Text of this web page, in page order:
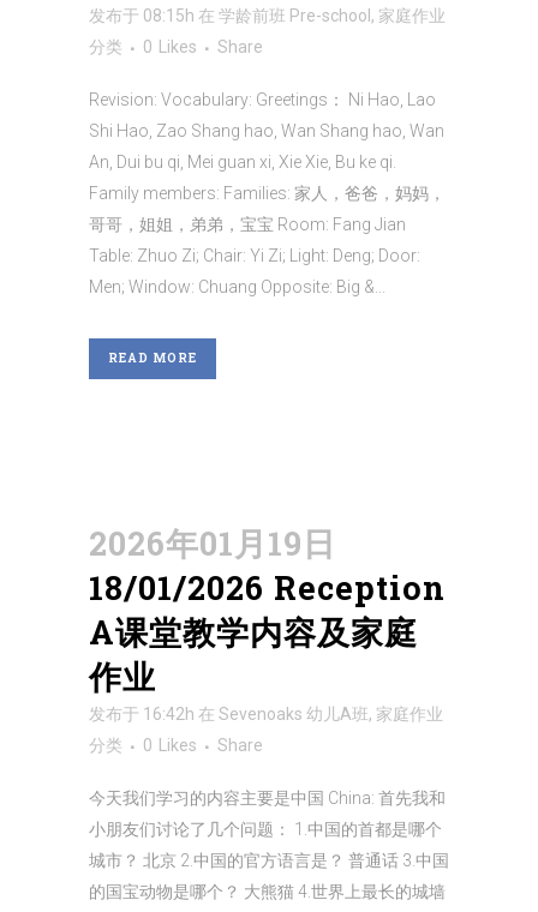
发布于 08:15h 在 学龄前班 Pre-school , 家庭作业
分类
0 Likes Share
Revision: Vocabulary: Greetings： Ni Hao, Lao
Shi Hao, Zao Shang hao, Wan Shang hao, Wan
An, Dui bu qi, Mei guan xi, Xie Xie, Bu ke qi.
Family members: Families: 家人，爸爸，妈妈，
哥哥，姐姐，弟弟，宝宝 Room: Fang Jian
Table: Zhuo Zi; Chair: Yi Zi; Light: Deng; Door:
Men; Window: Chuang Opposite: Big &...
READ MORE
2026年01月19日
18/01/2026 Reception
A课堂教学内容及家庭
作业
发布于 16:42h 在 Sevenoaks 幼儿A班, 家庭作业
分类
0 Likes Share
今天我们学习的内容主要是中国 China: 首先我和
小朋友们讨论了几个问题： 1.中国的首都是哪个
城市？ 北京 2.中国的官方语言是？ 普通话 3.中国
的国宝动物是哪个？ 大熊猫 4.世界上最长的城墙